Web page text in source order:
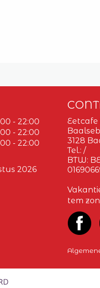
- 22:00
- 22:00
- 22:00
2026
3128
Tel.: /
BTW:
tem